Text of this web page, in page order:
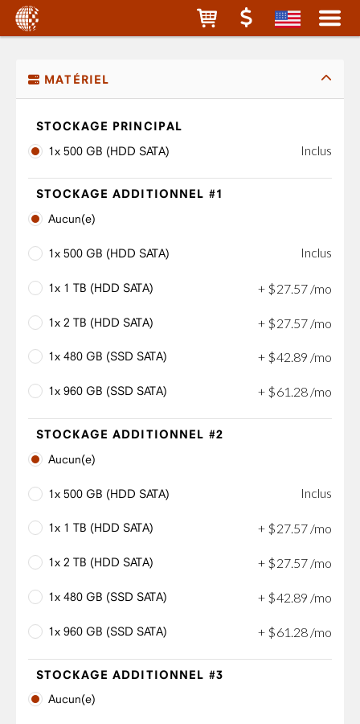
MATÉRIEL
STOCKAGE PRINCIPAL
1x 500 GB (HDD SATA)
Inclus
STOCKAGE ADDITIONNEL #1
Aucun(e)
1x 500 GB (HDD SATA) Inclus
1x 1 TB (HDD SATA) + $27 57 /mo
1x 2 TB (HDD SATA) + $27 57 /mo
1x 480 GB (SSD SATA) + $42.89 /mo
1x 960 GB (SSD SATA) + $61 .28 /mo
STOCKAGE ADDITIONNEL #2
Aucun(e)
1x 500 GB (HDD SATA) Inclus
1x 1 TB (HDD SATA) + $27.57 /mo
1x 2 TB (HDD SATA) + $27.57 /mo
1x 480 GB (SSD SATA) + $42.89 /mo
1x 960 GB (SSD SATA) + $61 .28 /mo
STOCKAGE ADDITIONNEL #3
Aucun(e)